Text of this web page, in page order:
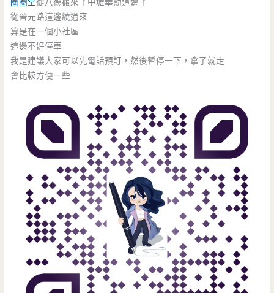
從晉元路這邊繞過來
算是在一個小社區
這邊不好停車
我是建議大家可以先電話預訂，然後暫停一下，拿了就走
會比較方便一些